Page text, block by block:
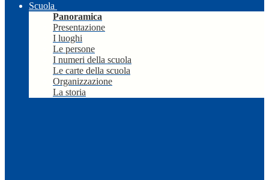
Scuola
Panoramica
Presentazione
I luoghi
Le persone
I numeri della scuola
Le carte della scuola
Organizzazione
La storia